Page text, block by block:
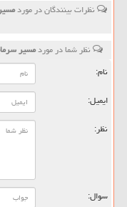
نظرات بینندگان در مورد
نظر شما در موردمسیر
نام:
ایمیل:
نظر:
سوال: